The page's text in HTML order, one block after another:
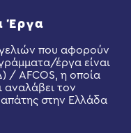
Έργα
που αφορούν
έργα είναι
/ AFCOS, η οποία
αναλάβει τον
στην Ελλάδα